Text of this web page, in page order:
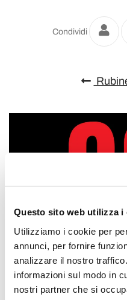
Questo sito web utilizza i
Utilizziamo i cookie per
annunci, per fornire
analizzare il nostro
informazioni sul modo in
nostri partner che si
Condividi